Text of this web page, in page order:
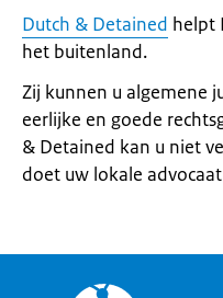
Dutch & Detained helpt
het buitenland.
Zij kunnen u algemene
eerlijke en goede
& Detained kan u niet
doet uw lokale